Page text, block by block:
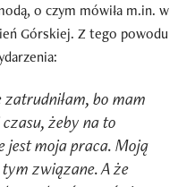
o czym mówiła m.in. w
Górskiej. Z tego powodu
bo mam
żeby na to
jest moja praca. Moją
związane. A że